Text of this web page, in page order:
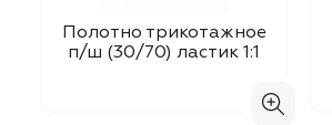
Полотно трикотажное
п/ш (30/70) ластик 1:1